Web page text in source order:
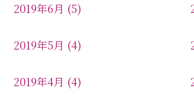
2019年6月 (5)
2019年5月 (4)
2019年4月 (4)